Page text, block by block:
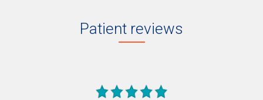
Patient reviews